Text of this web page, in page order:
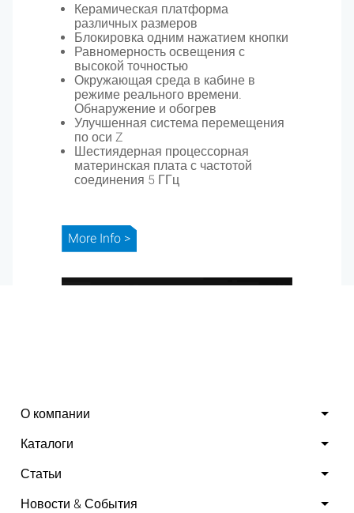
О компании
Каталоги
Статьи
Новости & События
Керамическая платформа
различных размеров
Блокировка одним нажатием кнопки
Равномерность освещения с
высокой точностью
Окружающая среда в кабине в
режиме реального времени.
Обнаружение и обогрев
Улучшенная система перемещения
по оси Z
Шестиядерная процессорная
материнская плата с частотой
соединения 5 ГГц
More Info >